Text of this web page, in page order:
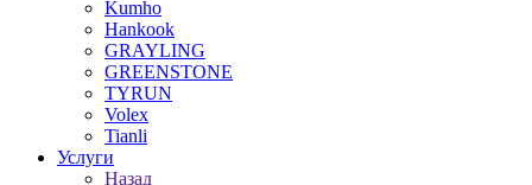
Kumho
Hankook
GRAYLING
GREENSTONE
TYRUN
Volex
Tianli
Услуги
Назад